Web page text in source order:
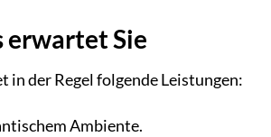
erwartet Sie
der Regel folgende Leistungen:
Ambiente.